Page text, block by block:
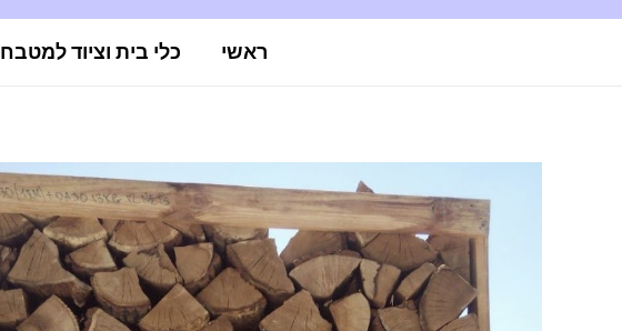
ראשי כלי בית וציוד למטבח